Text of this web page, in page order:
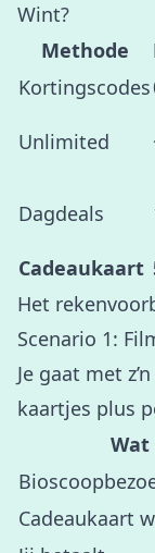
Wint?
Methode
Kortingscodes
Unlimited
Dagdeals
Cadeaukaart
Het
Scenario 1:
Je gaat met
kaartjes plus
Wat
Cadeaukaart